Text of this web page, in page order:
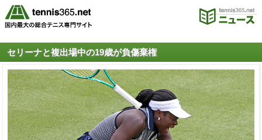
セリーナと複出場中の19歳が負傷棄権